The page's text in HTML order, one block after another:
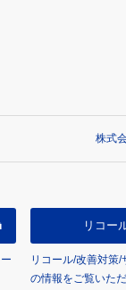
株式
リコー
リコール/改善対策
の情報をご覧いただ